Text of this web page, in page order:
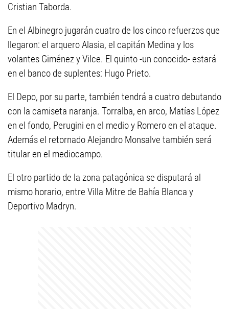
Cristian Taborda.
En el Albinegro jugarán cuatro de los cinco refuerzos que
llegaron: el arquero Alasia, el capitán Medina y los
volantes Giménez y Vilce. El quinto -un conocido- estará
en el banco de suplentes: Hugo Prieto.
El Depo, por su parte, también tendrá a cuatro debutando
con la camiseta naranja. Torralba, en arco, Matías López
en el fondo, Perugini en el medio y Romero en el ataque.
Además el retornado Alejandro Monsalve también será
titular en el mediocampo.
El otro partido de la zona patagónica se disputará al
mismo horario, entre Villa Mitre de Bahía Blanca y
Deportivo Madryn.